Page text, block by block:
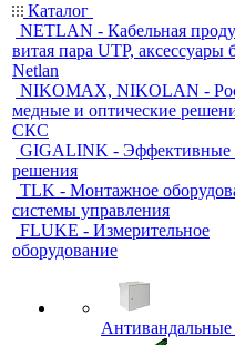
Каталог
NETLAN - Кабельная
витая пара UTP, аксессуары
Netlan
NIKOMAX, NIKOLAN -
медные и оптические
СКС
GIGALINK - Эффективные
решения
TLK - Монтажное
системы управления
FLUKE - Измерительное
оборудование